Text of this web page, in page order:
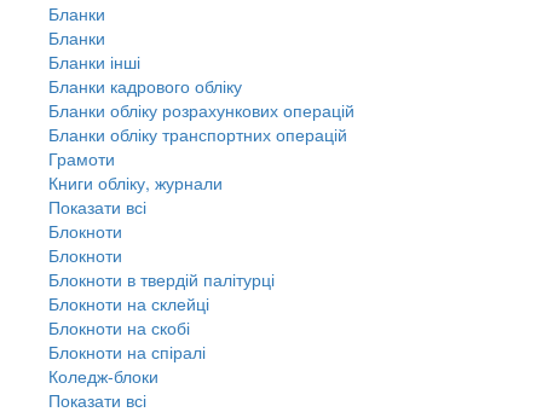
Бланки
Бланки
Бланки інші
Бланки кадрового обліку
Бланки обліку розрахункових операцій
Бланки обліку транспортних операцій
Грамоти
Книги обліку, журнали
Показати всі
Блокноти
Блокноти
Блокноти в твердій палітурці
Блокноти на склейці
Блокноти на скобі
Блокноти на спіралі
Коледж-блоки
Показати всі